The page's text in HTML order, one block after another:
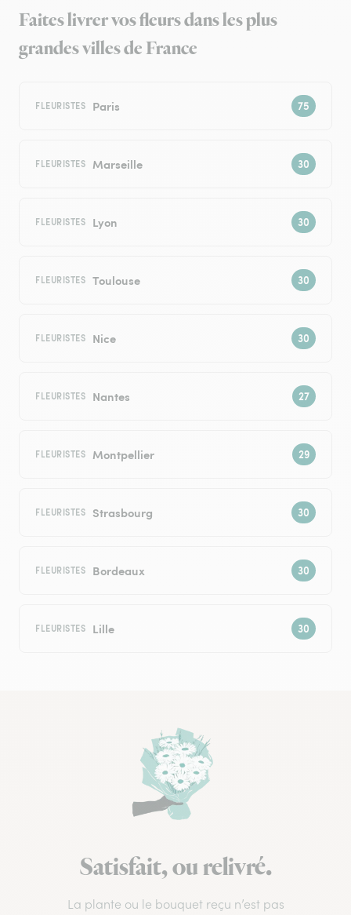
Faites livrer vos fleurs dans les plus
grandes villes de France
FLEURISTES Paris
FLEURISTES Marseille
FLEURISTES Lyon
FLEURISTES Toulouse
FLEURISTES Nice
FLEURISTES Nantes
FLEURISTES Montpellier
FLEURISTES Strasbourg
FLEURISTES Bordeaux
FLEURISTES Lille
Satisfait, ou relivré.
La plante ou le bouquet reçu n’est pas